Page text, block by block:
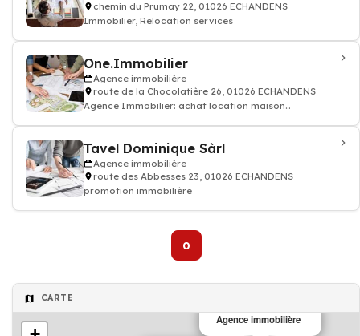
chemin du Prumay 22, 01026 ECHANDENS
Immobilier, Relocation services
One.Immobilier
Agence immobilière
route de la Chocolatière 26, 01026 ECHANDENS
Agence Immobilier: achat location maison
Tavel Dominique Sàrl
Agence immobilière
route des Abbesses 23, 01026 ECHANDENS
promotion immobilière
0
CARTE
Agence immobilière